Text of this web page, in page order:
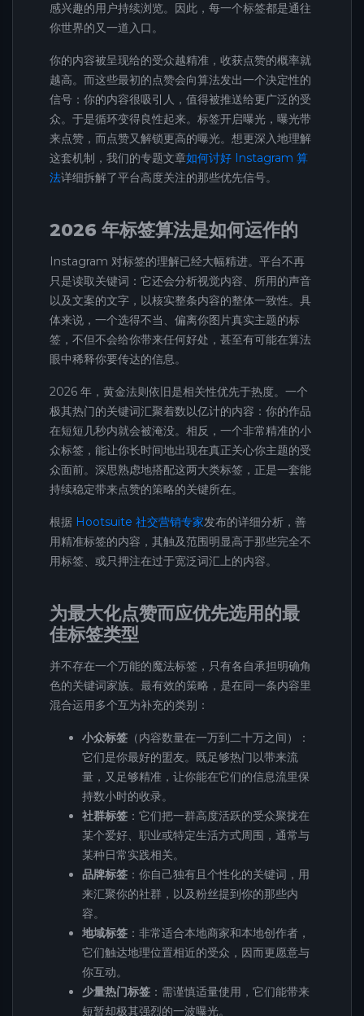
感兴趣的用户持续浏览。因此，每一个标签都是通往
你世界的又一道入口。
你的内容被呈现给的受众越精准，收获点赞的概率就
越高。而这些最初的点赞会向算法发出一个决定性的
信号：你的内容很吸引人，值得被推送给更广泛的受
众。于是循环变得良性起来。标签开启曝光，曝光带
来点赞，而点赞又解锁更高的曝光。想更深入地理解
这套机制，我们的专题文章如何讨好 Instagram 算
法详细拆解了平台高度关注的那些优先信号。
2026 年标签算法是如何运作的
Instagram 对标签的理解已经大幅精进。平台不再
只是读取关键词：它还会分析视觉内容、所用的声音
以及文案的文字，以核实整条内容的整体一致性。具
体来说，一个选得不当、偏离你图片真实主题的标
签，不但不会给你带来任何好处，甚至有可能在算法
眼中稀释你要传达的信息。
2026 年，黄金法则依旧是相关性优先于热度。一个
极其热门的关键词汇聚着数以亿计的内容：你的作品
在短短几秒内就会被淹没。相反，一个非常精准的小
众标签，能让你长时间地出现在真正关心你主题的受
众面前。深思熟虑地搭配这两大类标签，正是一套能
持续稳定带来点赞的策略的关键所在。
根据 Hootsuite 社交营销专家发布的详细分析，善
用精准标签的内容，其触及范围明显高于那些完全不
用标签、或只押注在过于宽泛词汇上的内容。
为最大化点赞而应优先选用的最
佳标签类型
并不存在一个万能的魔法标签，只有各自承担明确角
色的关键词家族。最有效的策略，是在同一条内容里
混合运用多个互为补充的类别：
小众标签 （内容数量在一万到二十万之间）：
它们是你最好的盟友。既足够热门以带来流
量，又足够精准，让你能在它们的信息流里保
持数小时的收录。
社群标签 ：它们把一群高度活跃的受众聚拢在
某个爱好、职业或特定生活方式周围，通常与
某种日常实践相关。
品牌标签 ：你自己独有且个性化的关键词，用
来汇聚你的社群，以及粉丝提到你的那些内
容。
地域标签 ：非常适合本地商家和本地创作者，
它们触达地理位置相近的受众，因而更愿意与
你互动。
少量热门标签 ：需谨慎适量使用，它们能带来
短暂却极其强烈的一波曝光。